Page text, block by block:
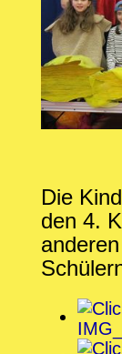
Die
den 4.